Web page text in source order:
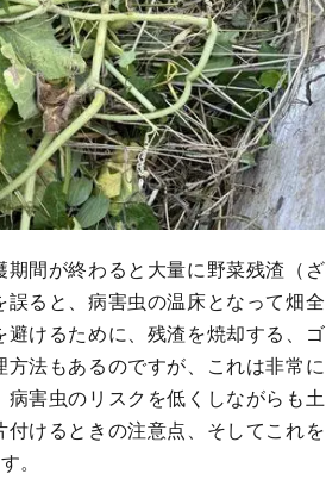
間が終わると大量に野菜残渣（ざ
ると、病害虫の温床となって畑全
けるために、残渣を焼却する、ゴ
法もあるのですが、これは非常に
害虫のリスクを低くしながらも土
けるときの注意点、そしてこれを
。